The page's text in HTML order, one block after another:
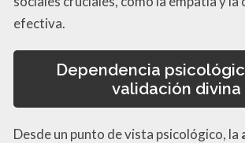
efectiva.
Dependencia
validación divina
Desde un punto de vista psicológico, la